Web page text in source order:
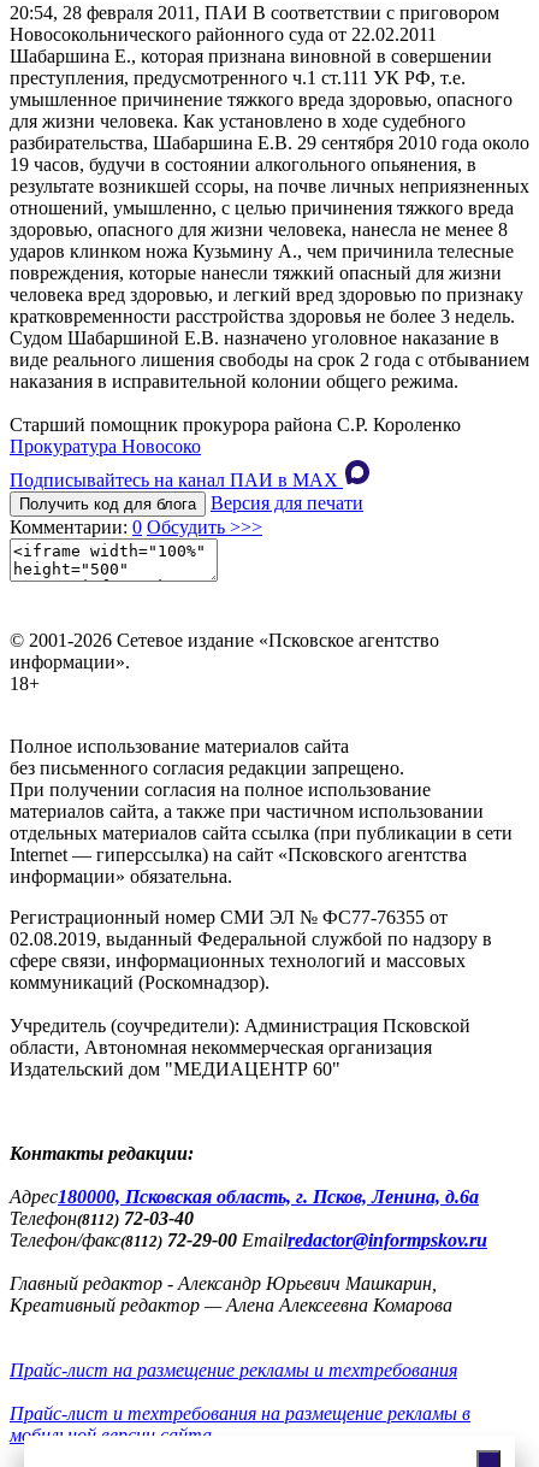
20:54, 28 февраля 2011, ПАИ В соответствии с приговором
Новосокольнического районного суда от 22.02.2011
Шабаршина Е., которая признана виновной в совершении
преступления, предусмотренного ч.1 ст.111 УК РФ, т.е.
умышленное причинение тяжкого вреда здоровью, опасного
для жизни человека. Как установлено в ходе судебного
разбирательства, Шабаршина Е.В. 29 сентября 2010 года около
19 часов, будучи в состоянии алкогольного опьянения, в
результате возникшей ссоры, на почве личных неприязненных
отношений, умышленно, с целью причинения тяжкого вреда
здоровью, опасного для жизни человека, нанесла не менее 8
ударов клинком ножа Кузьмину А., чем причинила телесные
повреждения, которые нанесли тяжкий опасный для жизни
человека вред здоровью, и легкий вред здоровью по признаку
кратковременности расстройства здоровья не более 3 недель.
Судом Шабаршиной Е.В. назначено уголовное наказание в
виде реального лишения свободы на срок 2 года с отбыванием
наказания в исправительной колонии общего режима.
Старший помощник прокурора района С.Р. Короленко
Прокуратура Новосоко
Подписывайтесь на канал ПАИ в MAХ
Получить код для блога
Версия для печати
Комментарии: 0 Обсудить >>>
© 2001-2026 Сетевое издание «Псковское агентство
информации».
18+
Полное использование материалов сайта
без письменного согласия редакции запрещено.
При получении согласия на полное использование
материалов сайта, а также при частичном использовании
отдельных материалов сайта ссылка (при публикации в сети
Internet — гиперссылка) на сайт «Псковского агентства
информации» обязательна.
Регистрационный номер СМИ ЭЛ № ФС77-76355 от
02.08.2019, выданный Федеральной службой по надзору в
сфере связи, информационных технологий и массовых
коммуникаций (Роскомнадзор).
Учредитель (соучредители): Администрация Псковской
области, Автономная некоммерческая организация
Издательский дом "МЕДИАЦЕНТР 60"
Контакты редакции:
Адреc180000, Псковская область, г. Псков, Ленина, д.6а
Телефон(8112) 72-03-40
Телефон/факс(8112) 72-29-00 Emailredactor@informpskov.ru
Главный редактор - Александр Юрьевич Машкарин,
Креативный редактор — Алена Алексеевна Комарова
Прайс-лист на размещение рекламы и техтребования
Прайс-лист и техтребования на размещение рекламы в
мобильной версии сайта